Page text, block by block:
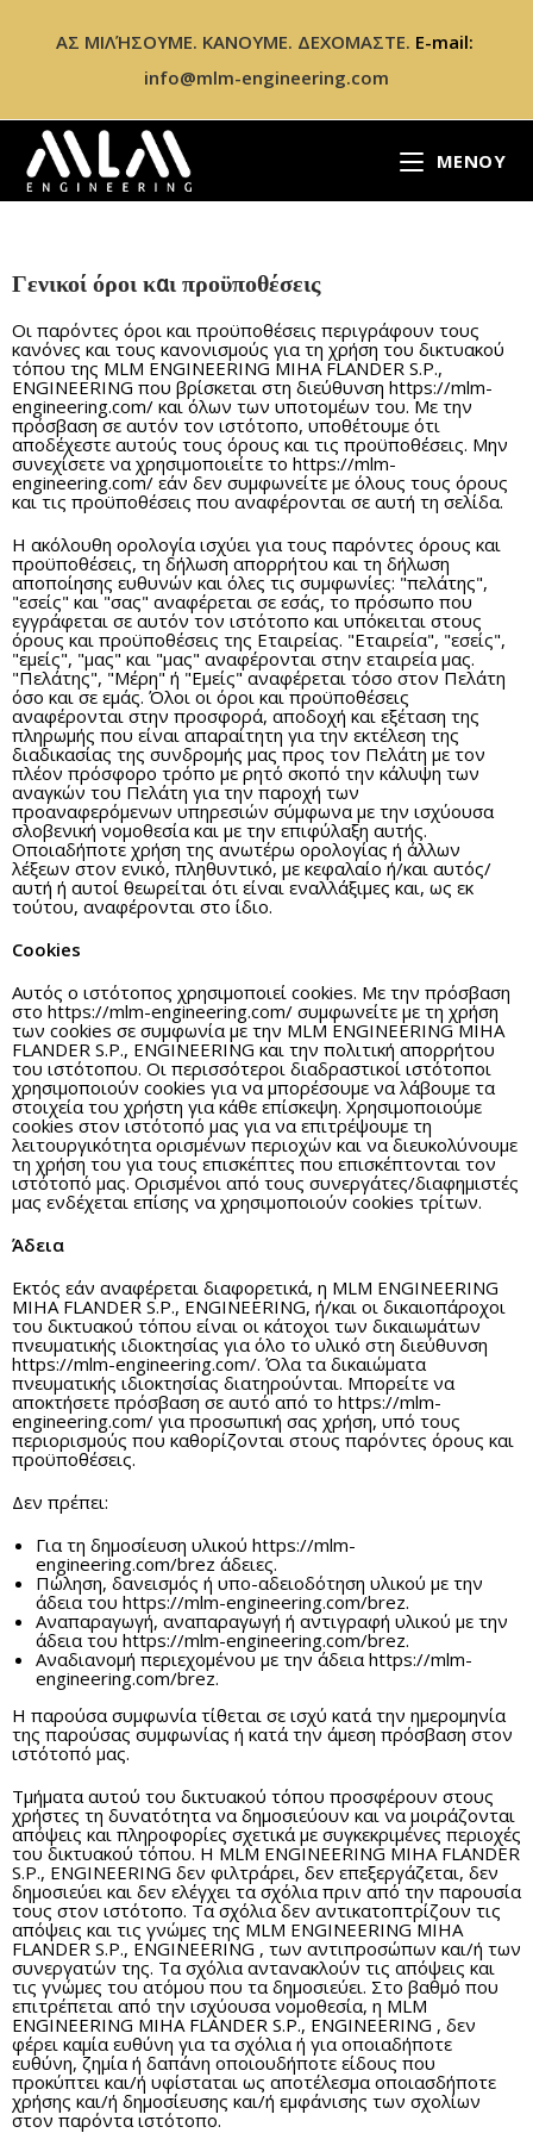
ΑΣ ΜΙΛΉΣΟΥΜΕ. ΚΑΝΟΥΜΕ. ΔΕΧΟΜΑΣΤΕ. E-mail:
info@mlm-engineering.com
ΜΕΝΟΎ
Γενικοί όροι και προϋποθέσεις
Οι παρόντες όροι και προϋποθέσεις περιγράφουν τους
κανόνες και τους κανονισμούς για τη χρήση του δικτυακού
τόπου της MLM ENGINEERING MIHA FLANDER S.P.,
ENGINEERING που βρίσκεται στη διεύθυνση https://mlm-
engineering.com/ και όλων των υποτομέων του. Με την
πρόσβαση σε αυτόν τον ιστότοπο, υποθέτουμε ότι
αποδέχεστε αυτούς τους όρους και τις προϋποθέσεις. Μην
συνεχίσετε να χρησιμοποιείτε το https://mlm-
engineering.com/ εάν δεν συμφωνείτε με όλους τους όρους
και τις προϋποθέσεις που αναφέρονται σε αυτή τη σελίδα.
Η ακόλουθη ορολογία ισχύει για τους παρόντες όρους και
προϋποθέσεις, τη δήλωση απορρήτου και τη δήλωση
αποποίησης ευθυνών και όλες τις συμφωνίες: "πελάτης",
"εσείς" και "σας" αναφέρεται σε εσάς, το πρόσωπο που
εγγράφεται σε αυτόν τον ιστότοπο και υπόκειται στους
όρους και προϋποθέσεις της Εταιρείας. "Εταιρεία", "εσείς",
"εμείς", "μας" και "μας" αναφέρονται στην εταιρεία μας.
"Πελάτης", "Μέρη" ή "Εμείς" αναφέρεται τόσο στον Πελάτη
όσο και σε εμάς. Όλοι οι όροι και προϋποθέσεις
αναφέρονται στην προσφορά, αποδοχή και εξέταση της
πληρωμής που είναι απαραίτητη για την εκτέλεση της
διαδικασίας της συνδρομής μας προς τον Πελάτη με τον
πλέον πρόσφορο τρόπο με ρητό σκοπό την κάλυψη των
αναγκών του Πελάτη για την παροχή των
προαναφερόμενων υπηρεσιών σύμφωνα με την ισχύουσα
σλοβενική νομοθεσία και με την επιφύλαξη αυτής.
Οποιαδήποτε χρήση της ανωτέρω ορολογίας ή άλλων
λέξεων στον ενικό, πληθυντικό, με κεφαλαίο ή/και αυτός/
αυτή ή αυτοί θεωρείται ότι είναι εναλλάξιμες και, ως εκ
τούτου, αναφέρονται στο ίδιο.
Cookies
Αυτός ο ιστότοπος χρησιμοποιεί cookies. Με την πρόσβαση
στο https://mlm-engineering.com/ συμφωνείτε με τη χρήση
των cookies σε συμφωνία με την MLM ENGINEERING MIHA
FLANDER S.P., ENGINEERING και την πολιτική απορρήτου
του ιστότοπου. Οι περισσότεροι διαδραστικοί ιστότοποι
χρησιμοποιούν cookies για να μπορέσουμε να λάβουμε τα
στοιχεία του χρήστη για κάθε επίσκεψη. Χρησιμοποιούμε
cookies στον ιστότοπό μας για να επιτρέψουμε τη
λειτουργικότητα ορισμένων περιοχών και να διευκολύνουμε
τη χρήση του για τους επισκέπτες που επισκέπτονται τον
ιστότοπό μας. Ορισμένοι από τους συνεργάτες/διαφημιστές
μας ενδέχεται επίσης να χρησιμοποιούν cookies τρίτων.
Άδεια
Εκτός εάν αναφέρεται διαφορετικά, η MLM ENGINEERING
MIHA FLANDER S.P., ENGINEERING, ή/και οι δικαιοπάροχοι
του δικτυακού τόπου είναι οι κάτοχοι των δικαιωμάτων
πνευματικής ιδιοκτησίας για όλο το υλικό στη διεύθυνση
https://mlm-engineering.com/. Όλα τα δικαιώματα
πνευματικής ιδιοκτησίας διατηρούνται. Μπορείτε να
αποκτήσετε πρόσβαση σε αυτό από το https://mlm-
engineering.com/ για προσωπική σας χρήση, υπό τους
περιορισμούς που καθορίζονται στους παρόντες όρους και
προϋποθέσεις.
Δεν πρέπει:
Για τη δημοσίευση υλικού https://mlm-
engineering.com/brez άδειες.
Πώληση, δανεισμός ή υπο-αδειοδότηση υλικού με την
άδεια του https://mlm-engineering.com/brez.
Αναπαραγωγή, αναπαραγωγή ή αντιγραφή υλικού με την
άδεια του https://mlm-engineering.com/brez.
Αναδιανομή περιεχομένου με την άδεια https://mlm-
engineering.com/brez.
Η παρούσα συμφωνία τίθεται σε ισχύ κατά την ημερομηνία
της παρούσας συμφωνίας ή κατά την άμεση πρόσβαση στον
ιστότοπό μας.
Τμήματα αυτού του δικτυακού τόπου προσφέρουν στους
χρήστες τη δυνατότητα να δημοσιεύουν και να μοιράζονται
απόψεις και πληροφορίες σχετικά με συγκεκριμένες περιοχές
του δικτυακού τόπου. Η MLM ENGINEERING MIHA FLANDER
S.P., ENGINEERING δεν φιλτράρει, δεν επεξεργάζεται, δεν
δημοσιεύει και δεν ελέγχει τα σχόλια πριν από την παρουσία
τους στον ιστότοπο. Τα σχόλια δεν αντικατοπτρίζουν τις
απόψεις και τις γνώμες της MLM ENGINEERING MIHA
FLANDER S.P., ENGINEERING , των αντιπροσώπων και/ή των
συνεργατών της. Τα σχόλια αντανακλούν τις απόψεις και
τις γνώμες του ατόμου που τα δημοσιεύει. Στο βαθμό που
επιτρέπεται από την ισχύουσα νομοθεσία, η MLM
ENGINEERING MIHA FLANDER S.P., ENGINEERING , δεν
φέρει καμία ευθύνη για τα σχόλια ή για οποιαδήποτε
ευθύνη, ζημία ή δαπάνη οποιουδήποτε είδους που
προκύπτει και/ή υφίσταται ως αποτέλεσμα οποιασδήποτε
χρήσης και/ή δημοσίευσης και/ή εμφάνισης των σχολίων
στον παρόντα ιστότοπο.